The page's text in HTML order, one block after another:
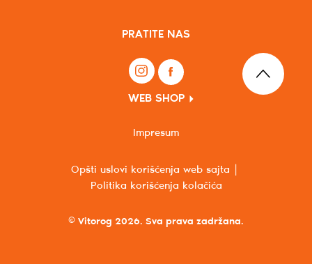
PRATITE NAS
WEB SHOP
© Vitorog 2026. Sva prava zadržana.
Opšti uslovi korišćenja web sajta
Politika korišćenja kolačića
Impresum